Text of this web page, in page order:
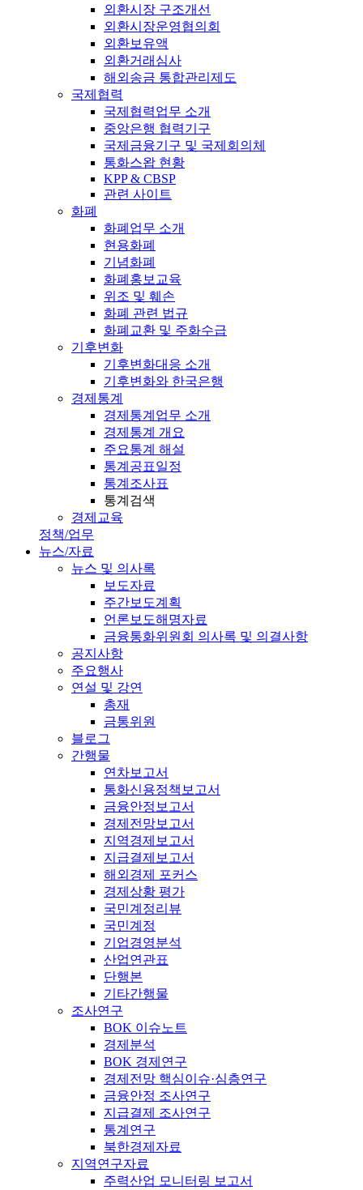
외환시장 구조개선
외환시장운영협의회
외환보유액
외환거래심사
해외송금 통합관리제도
국제협력
국제협력업무 소개
중앙은행 협력기구
국제금융기구 및 국제회의체
통화스왑 현황
KPP & CBSP
관련 사이트
화폐
화폐업무 소개
현용화폐
기념화폐
화폐홍보교육
위조 및 훼손
화폐 관련 법규
화폐교환 및 주화수급
기후변화
기후변화대응 소개
기후변화와 한국은행
경제통계
경제통계업무 소개
경제통계 개요
주요통계 해설
통계공표일정
통계조사표
통계검색
경제교육
정책/업무
뉴스/자료
뉴스 및 의사록
보도자료
주간보도계획
언론보도해명자료
금융통화위원회 의사록 및 의결사항
공지사항
주요행사
연설 및 강연
총재
금통위원
블로그
간행물
연차보고서
통화신용정책보고서
금융안정보고서
경제전망보고서
지역경제보고서
지급결제보고서
해외경제 포커스
경제상황 평가
국민계정리뷰
국민계정
기업경영분석
산업연관표
단행본
기타간행물
조사연구
BOK 이슈노트
경제분석
BOK 경제연구
경제전망 핵심이슈·심층연구
금융안정 조사연구
지급결제 조사연구
통계연구
북한경제자료
지역연구자료
주력산업 모니터링 보고서